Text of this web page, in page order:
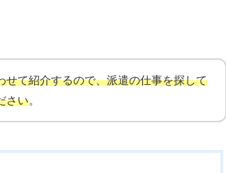
て紹介するので、派遣の仕事を探して
さい